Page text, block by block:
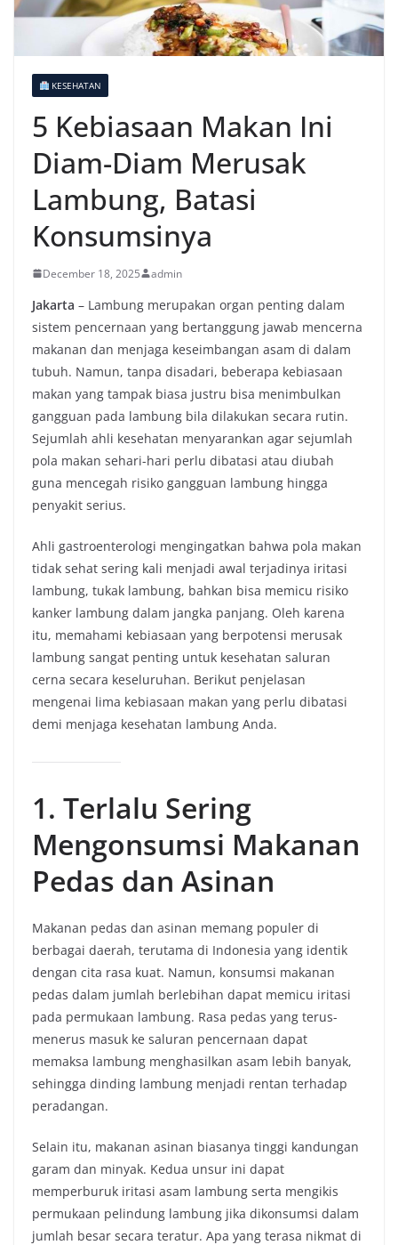
KESEHATAN
5 Kebiasaan Makan Ini
Diam-Diam Merusak
Lambung, Batasi
Konsumsinya
December 18, 2025 admin
Jakarta – Lambung merupakan organ penting dalam
sistem pencernaan yang bertanggung jawab mencerna
makanan dan menjaga keseimbangan asam di dalam
tubuh. Namun, tanpa disadari, beberapa kebiasaan
makan yang tampak biasa justru bisa menimbulkan
gangguan pada lambung bila dilakukan secara rutin.
Sejumlah ahli kesehatan menyarankan agar sejumlah
pola makan sehari-hari perlu dibatasi atau diubah
guna mencegah risiko gangguan lambung hingga
penyakit serius.
Ahli gastroenterologi mengingatkan bahwa pola makan
tidak sehat sering kali menjadi awal terjadinya iritasi
lambung, tukak lambung, bahkan bisa memicu risiko
kanker lambung dalam jangka panjang. Oleh karena
itu, memahami kebiasaan yang berpotensi merusak
lambung sangat penting untuk kesehatan saluran
cerna secara keseluruhan. Berikut penjelasan
mengenai lima kebiasaan makan yang perlu dibatasi
demi menjaga kesehatan lambung Anda.
1. Terlalu Sering
Mengonsumsi Makanan
Pedas dan Asinan
Makanan pedas dan asinan memang populer di
berbagai daerah, terutama di Indonesia yang identik
dengan cita rasa kuat. Namun, konsumsi makanan
pedas dalam jumlah berlebihan dapat memicu iritasi
pada permukaan lambung. Rasa pedas yang terus-
menerus masuk ke saluran pencernaan dapat
memaksa lambung menghasilkan asam lebih banyak,
sehingga dinding lambung menjadi rentan terhadap
peradangan.
Selain itu, makanan asinan biasanya tinggi kandungan
garam dan minyak. Kedua unsur ini dapat
memperburuk iritasi asam lambung serta mengikis
permukaan pelindung lambung jika dikonsumsi dalam
jumlah besar secara teratur. Apa yang terasa nikmat di